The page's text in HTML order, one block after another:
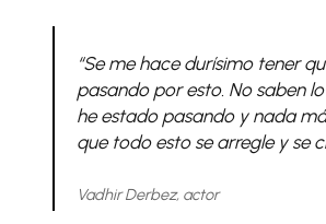
“Se me hace durísimo tener
pasando por esto. No saben
he estado pasando y nada
que todo esto se arregle y se
Vadhir Derbez, actor